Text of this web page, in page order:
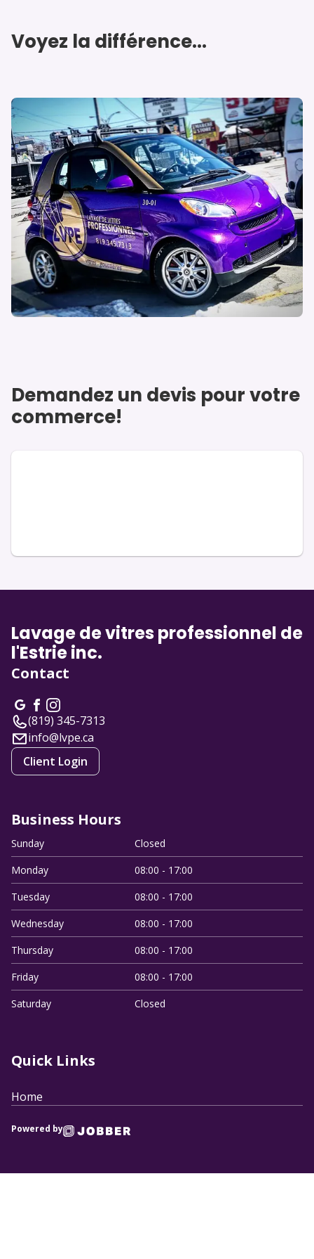
Voyez la différence...
Demandez un devis pour votre
commerce!
Lavage de vitres professionnel de
l'Estrie inc.
Contact
(819) 345-7313
info@lvpe.ca
Client Login
Business Hours
Sunday
Closed
Monday
08:00 - 17:00
Tuesday
08:00 - 17:00
Wednesday
08:00 - 17:00
Thursday
08:00 - 17:00
Friday
08:00 - 17:00
Saturday
Closed
Quick Links
Home
Powered by